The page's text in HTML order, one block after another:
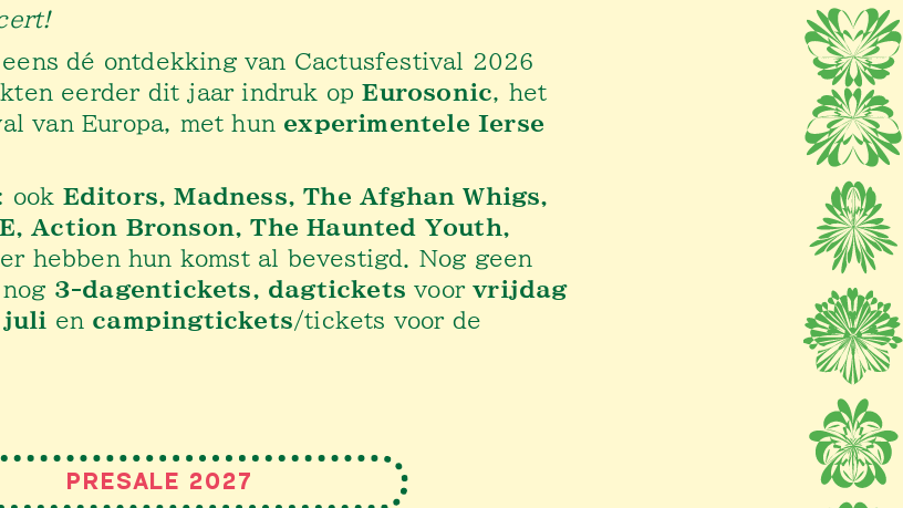
dé ontdekking van Cactusfestival 2026
eerder dit jaar indruk opEurosonic , het
van Europa, met hun experimentele Ierse
ook Editors, Madness, The Afghan Whigs,
Action Bronson, The Haunted Youth,
hebben hun komst al bevestigd. Nog geen
3-dagentickets, dagticketsvoorvrijdag
juli en campingtickets/tickets voor de
PRESALE 2027